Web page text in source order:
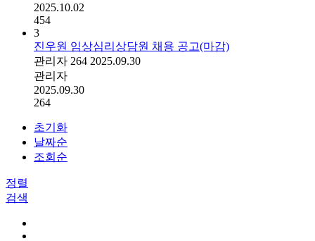
2025.10.02
454
3
진우원 임상심리상담원 채용 공고(마감)
관리자 264 2025.09.30
관리자
2025.09.30
264
초기화
날짜순
조회순
정렬
검색